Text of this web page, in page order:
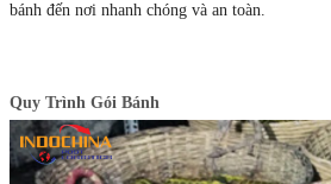
bánh đến nơi nhanh chóng và an toàn.
Quy Trình Gói Bánh